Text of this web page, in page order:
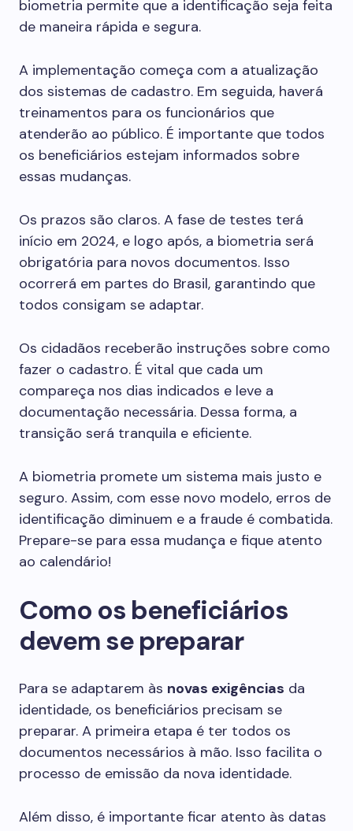
biometria permite que a identificação seja feita
de maneira rápida e segura.
A implementação começa com a atualização
dos sistemas de cadastro. Em seguida, haverá
treinamentos para os funcionários que
atenderão ao público. É importante que todos
os beneficiários estejam informados sobre
essas mudanças.
Os prazos são claros. A fase de testes terá
início em 2024, e logo após, a biometria será
obrigatória para novos documentos. Isso
ocorrerá em partes do Brasil, garantindo que
todos consigam se adaptar.
Os cidadãos receberão instruções sobre como
fazer o cadastro. É vital que cada um
compareça nos dias indicados e leve a
documentação necessária. Dessa forma, a
transição será tranquila e eficiente.
A biometria promete um sistema mais justo e
seguro. Assim, com esse novo modelo, erros de
identificação diminuem e a fraude é combatida.
Prepare-se para essa mudança e fique atento
ao calendário!
Como os beneficiários
devem se preparar
Para se adaptarem às novas exigências da
identidade, os beneficiários precisam se
preparar. A primeira etapa é ter todos os
documentos necessários à mão. Isso facilita o
processo de emissão da nova identidade.
Além disso, é importante ficar atento às datas